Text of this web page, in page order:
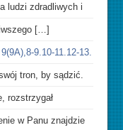
ludzi zdradliwych i
[…]
9.10-11.12-13.
tron, by sądzić.
rozstrzygał
w Panu znajdzie